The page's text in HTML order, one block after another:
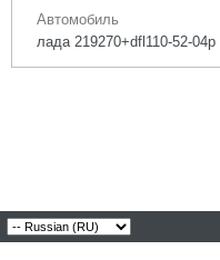
Автомобиль
лада 219270+dfl110-52-04p